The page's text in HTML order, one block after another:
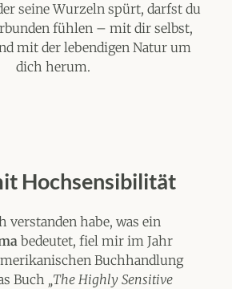
seine Wurzeln spürt, darfst du
fühlen – mit dir selbst,
mit der lebendigen Natur um
dich herum.
Hochsensibilität
verstanden habe, was ein
bedeutet, fiel mir im Jahr
Buchhandlung
Buch „The Highly Sensitive